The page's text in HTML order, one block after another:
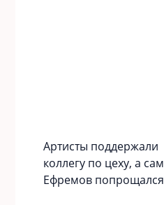
Артисты поддержали
коллегу по цеху, а сам
Ефремов попрощался